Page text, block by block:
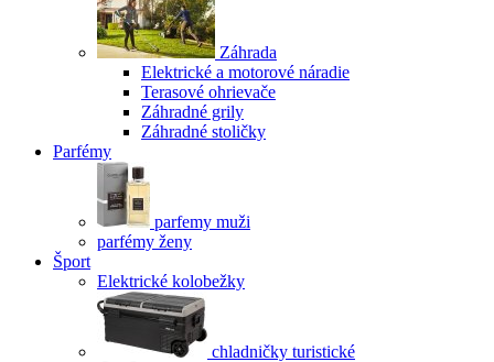
Záhrada
Elektrické a motorové náradie
Terasové ohrievače
Záhradné grily
Záhradné stoličky
Parfémy
parfemy muži
parfémy ženy
Šport
Elektrické kolobežky
chladničky turistické